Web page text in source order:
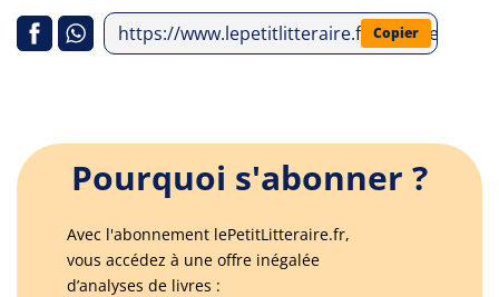
https://www.lepetitlitteraire.fr/analyses-
Copier
Pourquoi s'abonner ?
Avec l'abonnement lePetitLitteraire.fr,
vous accédez à une offre inégalée
d’analyses de livres :